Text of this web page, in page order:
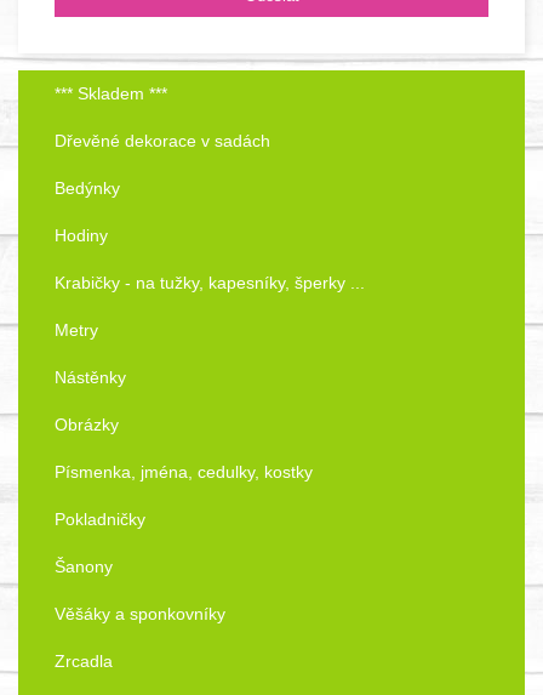
*** Skladem ***
Dřevěné dekorace v sadách
Bedýnky
Hodiny
Krabičky - na tužky, kapesníky, šperky ...
Metry
Nástěnky
Obrázky
Písmenka, jména, cedulky, kostky
Pokladničky
Šanony
Věšáky a sponkovníky
Zrcadla